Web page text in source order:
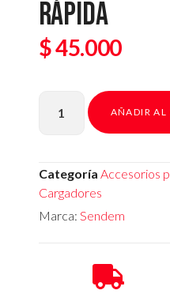
RÁPIDA
$45.000
AÑADIR AL
Categoría Accesorios
Cargadores
Marca: Sendem